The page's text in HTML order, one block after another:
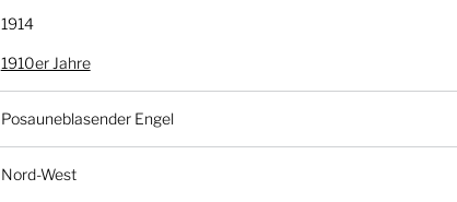
1914
1910er Jahre
Posauneblasender Engel
Nord-West